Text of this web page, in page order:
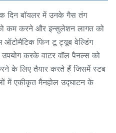
दिन बॉयलर में उनके गैस तंग
कम करने और इन्सुलेशन लागत को
ऑटोमैटिक फिन टू ट्यूब वेल्डिंग
करके वाटर वॉल पैनल्स को
के लिए तैयार करते हैं जिसमें स्टब
में एकीकृत मैनहोल उद्घाटन के